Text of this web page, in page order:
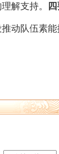
解支持。
动队伍素